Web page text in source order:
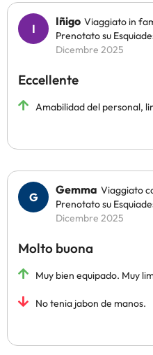
Iñigo Viaggiato in
Prenotato su
Dicembre 2025
Eccellente
Amabilidad del personal,
Gemma Viaggiato
Prenotato su
Dicembre 2025
Molto buona
Muy bien equipado. Muy
No tenia jabon de manos.